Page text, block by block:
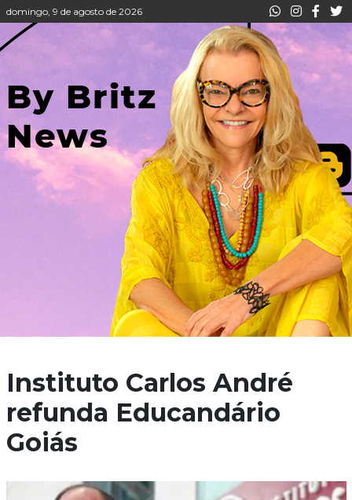
domingo, 9 de agosto de 2026
Instituto Carlos André
refunda Educandário
Goiás